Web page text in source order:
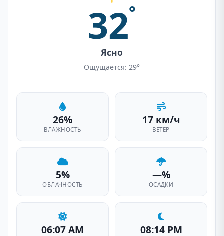
32°
Ясно
Ощущается: 29°
26%
ВЛАЖНОСТЬ
17 км/ч
ВЕТЕР
5%
ОБЛАЧНОСТЬ
—%
ОСАДКИ
06:07 AM 08:14 PM